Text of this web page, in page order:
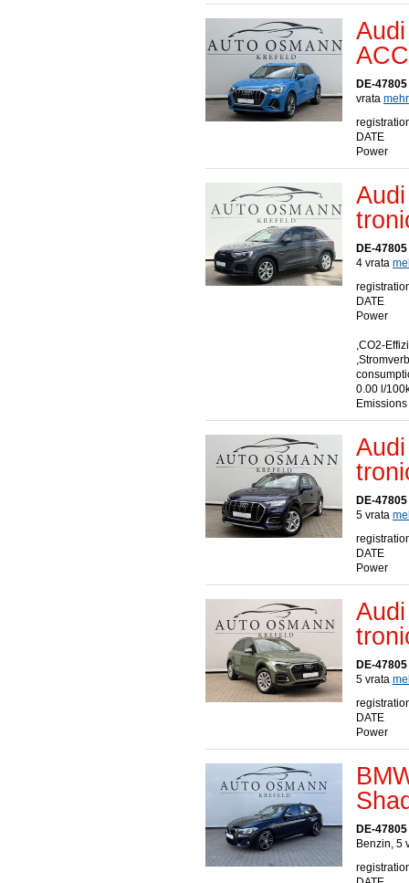
DE-
vrata
DATE
Power
DE-
4 vrata
DATE
Power
,CO2-
0.00 l/
DE-
5 vrata
DATE
Power
DE-
5 vrata
DATE
Power
DE-
Benzin, 5